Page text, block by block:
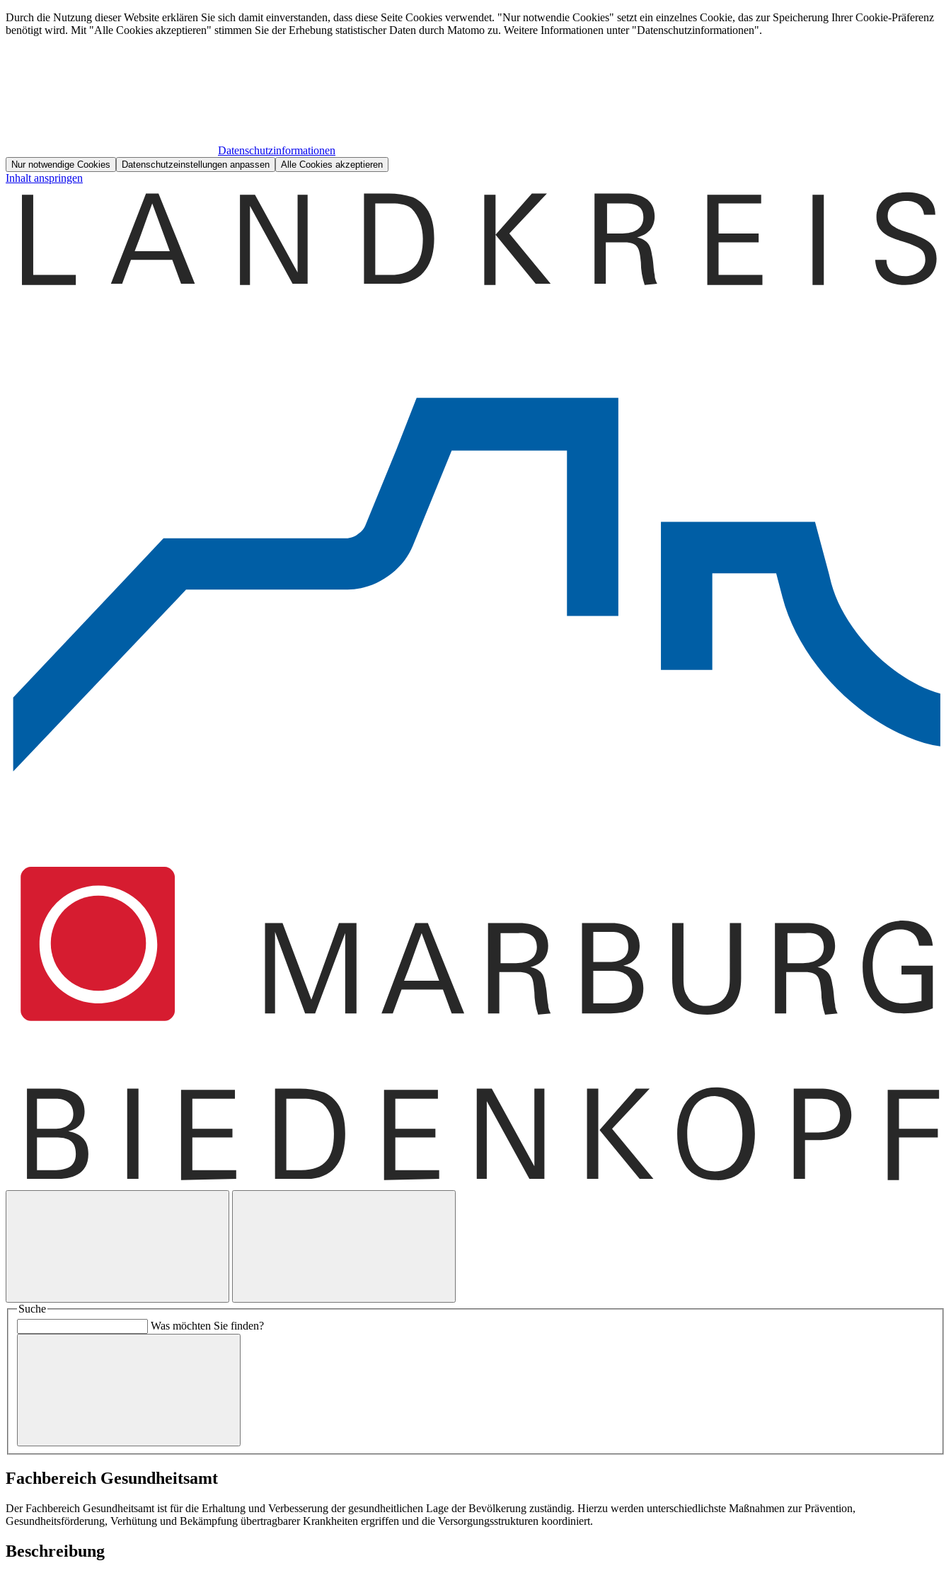
Durch die Nutzung dieser Website erklären Sie sich damit einverstanden, dass diese Seite Cookies verwendet. "Nur notwendie Cookies" setzt ein einzelnes Cookie, das zur Speicherung Ihrer Cookie-Präferenz
benötigt wird. Mit "Alle Cookies akzeptieren" stimmen Sie der Erhebung statistischer Daten durch Matomo zu. Weitere Informationen unter "Datenschutzinformationen".
Datenschutzinformationen
Nur notwendige Cookies Datenschutzeinstellungen anpassen Alle Cookies akzeptieren
Inhalt anspringen
Suche
Was möchten Sie finden?
Fachbereich Gesundheitsamt
Der Fachbereich Gesundheitsamt ist für die Erhaltung und Verbesserung der gesundheitlichen Lage der Bevölkerung zuständig. Hierzu werden unterschiedlichste Maßnahmen zur Prävention,
Gesundheitsförderung, Verhütung und Bekämpfung übertragbarer Krankheiten ergriffen und die Versorgungsstrukturen koordiniert.
Beschreibung